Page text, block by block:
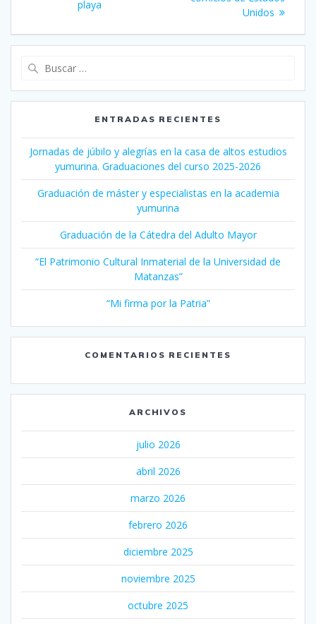
playa
Unidos
ENTRADAS RECIENTES
Jornadas de júbilo y alegrías en la casa de altos estudios
yumurina. Graduaciones del curso 2025-2026
Graduación de máster y especialistas en la academia
yumurina
Graduación de la Cátedra del Adulto Mayor
“El Patrimonio Cultural Inmaterial de la Universidad de
Matanzas”
“Mi firma por la Patria”
COMENTARIOS RECIENTES
ARCHIVOS
julio 2026
abril 2026
marzo 2026
febrero 2026
diciembre 2025
noviembre 2025
octubre 2025